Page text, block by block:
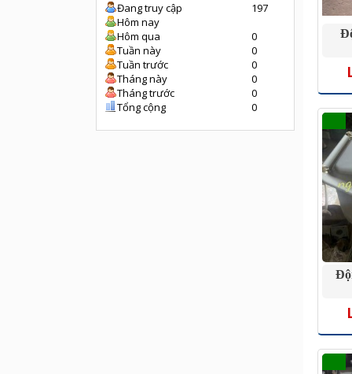
Đang truy cập
197
Hôm nay
Hôm qua
0
Tuần này
0
Tuần trước
0
Tháng này
0
Tháng trước
0
Tổng cộng
0